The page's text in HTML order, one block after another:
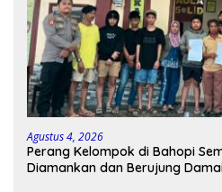
Agustus 4, 2026
Perang Kelompok di Bahopi
Diamankan dan Berujung